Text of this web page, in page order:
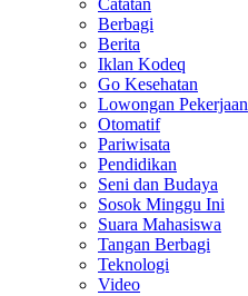
Catatan
Berbagi
Berita
Iklan Kodeq
Go Kesehatan
Lowongan Pekerjaan
Otomatif
Pariwisata
Pendidikan
Seni dan Budaya
Sosok Minggu Ini
Suara Mahasiswa
Tangan Berbagi
Teknologi
Video